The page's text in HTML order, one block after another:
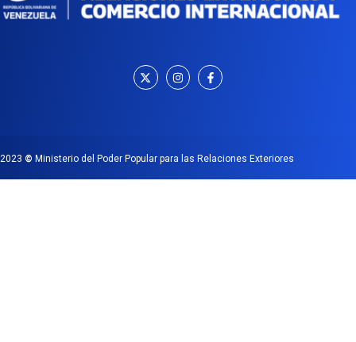
2023 © Ministerio del Poder Popular para las Relaciones Exteriores